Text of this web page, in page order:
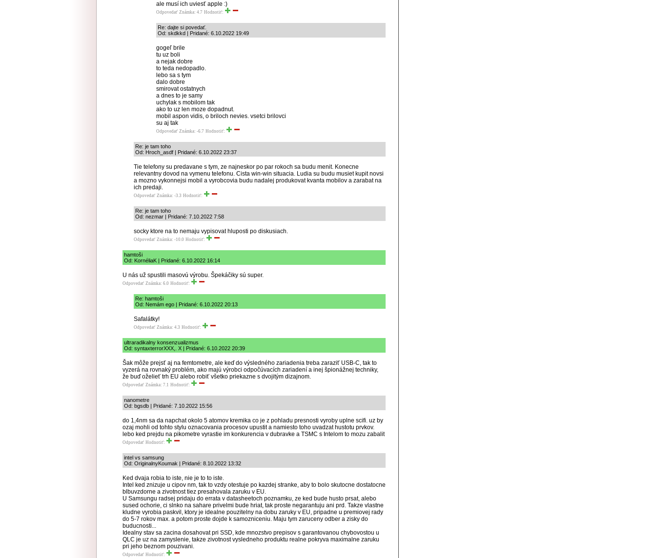
ale musí ich uviesť apple :)
Odpovedať Známka: 4.7 Hodnotiť:
Re: dajte si povedať.
Od: skdkkd | Pridané: 6.10.2022 19:49
gogeľ brile
tu uz boli
a nejak dobre
to teda nedopadlo.
lebo sa s tym
dalo dobre
smirovat ostatnych
a dnes to je samy
uchylak s mobilom tak
ako to uz len moze dopadnut.
mobil aspon vidis, o briloch nevies. vsetci brilovci
su aj tak
Odpovedať Známka: -6.7 Hodnotiť:
Re: je tam toho
Od: Hroch_asdf | Pridané: 6.10.2022 23:37
Tie telefony su predavane s tym, ze najneskor po par rokoch sa budu menit. Konecne
relevantny dovod na vymenu telefonu. Cista win-win situacia. Ludia su budu musiet kupit novsi
a mozno vykonnejsi mobil a vyrobcovia budu nadalej produkovat kvanta mobilov a zarabat na
ich predaji.
Odpovedať Známka: -3.3 Hodnotiť:
Re: je tam toho
Od: nezmar | Pridané: 7.10.2022 7:58
socky ktore na to nemaju vypisovat hluposti po diskusiach.
Odpovedať Známka: -10.0 Hodnotiť:
hamtoši
Od: KornéliaK | Pridané: 6.10.2022 16:14
U nás už spustili masovú výrobu. Špekáčiky sú super.
Odpovedať Známka: 6.0 Hodnotiť:
Re: hamtoši
Od: Nemám ego | Pridané: 6.10.2022 20:13
Safalátky!
Odpovedať Známka: 4.3 Hodnotiť:
ultraradikalny konsenzualizmus
Od: syntaxterrorXXX,. X | Pridané: 6.10.2022 20:39
Šak môže prejsť aj na femtometre, ale keď do výsledného zariadenia treba zaraziť USB-C, tak to
vyzerá na rovnaký problém, ako majú výrobci odpočúvacích zariadení a inej špionážnej techniky,
že buď oželieť trh EU alebo robiť všetko priekazne s dvojitým dizajnom.
Odpovedať Známka: 7.1 Hodnotiť:
nanometre
Od: bgsdb | Pridané: 7.10.2022 15:56
do 1,4nm sa da napchat okolo 5 atomov kremika co je z pohladu presnosti vyroby uplne scifi. uz by
ozaj mohli od tohto stylu oznacovania procesov upustit a namiesto toho uvadzat hustotu prvkov.
lebo ked prejdu na pikometre vyrastie im konkurencia v dubravke a TSMC s Intelom to mozu zabalit
Odpovedať Hodnotiť:
intel vs samsung
Od: OriginalnyKoumak | Pridané: 8.10.2022 13:32
Ked dvaja robia to iste, nie je to to iste.
Intel ked znizuje u cipov nm, tak to vzdy otestuje po kazdej stranke, aby to bolo skutocne dostatocne
blbuvzdorne a zivotnost tiez presahovala zaruku v EU.
U Samsungu radsej pridaju do errata v datasheetoch poznamku, ze ked bude husto prsat, alebo
sused ochorie, ci slnko na sahare privelmi bude hriat, tak proste negarantuju ani prd. Takze vlastne
kludne vyrobia paskvil, ktory je idealne pouzitelny na dobu zaruky v EU, pripadne u premiovej rady
do 5-7 rokov max. a potom proste dojde k samozniceniu. Maju tym zaruceny odber a zisky do
buducnosti...
Idealny stav sa zacina dosahovat pri SSD, kde mnozstvo prepisov s garantovanou chybovostou u
QLC je uz na zamyslenie, takze zivotnost vysledneho produktu realne pokryva maximalne zaruku
pri jeho beznom pouzivani.
Odpovedať Hodnotiť: